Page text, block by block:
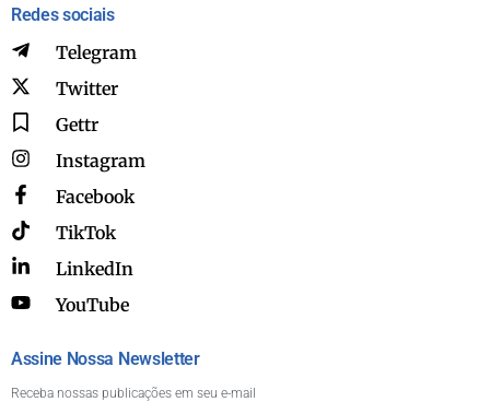
Redes sociais
Telegram
Twitter
Gettr
Instagram
Facebook
TikTok
LinkedIn
YouTube
Assine Nossa Newsletter
Receba nossas publicações em seu e-mail